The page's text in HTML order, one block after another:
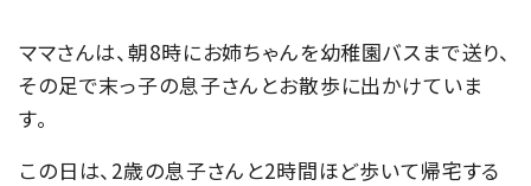
ママさんは、朝8時にお姉ちゃんを幼稚園バスまで送り、
その足で末っ子の息子さんとお散歩に出かけていま
す。
この日は、2歳の息子さんと2時間ほど歩いて帰宅する